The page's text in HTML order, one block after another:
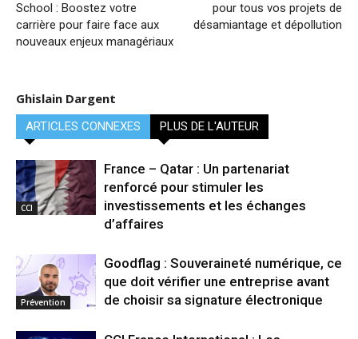
School : Boostez votre
carrière pour faire face aux
nouveaux enjeux managériaux
pour tous vos projets de
désamiantage et dépollution
Ghislain Dargent
ARTICLES CONNEXES PLUS DE L'AUTEUR
CCI
France – Qatar : Un partenariat
renforcé pour stimuler les
investissements et les échanges
d’affaires
Prévention
Goodflag : Souveraineté numérique, ce
que doit vérifier une entreprise avant
de choisir sa signature électronique